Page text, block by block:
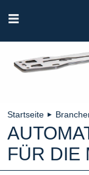
überspringen
Startseite ►
FÜR DIE